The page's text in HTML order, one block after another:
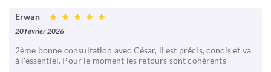
Erwan
20 février 2026
2ème bonne consultation avec César, il est précis, concis et va
à l'essentiel. Pour le moment les retours sont cohérents